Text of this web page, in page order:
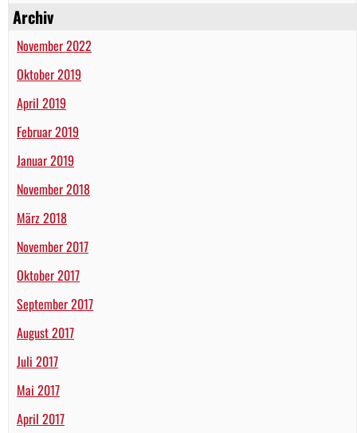
Archiv
November 2022
Oktober 2019
April 2019
Februar 2019
Januar 2019
November 2018
März 2018
November 2017
Oktober 2017
September 2017
August 2017
Juli 2017
Mai 2017
April 2017